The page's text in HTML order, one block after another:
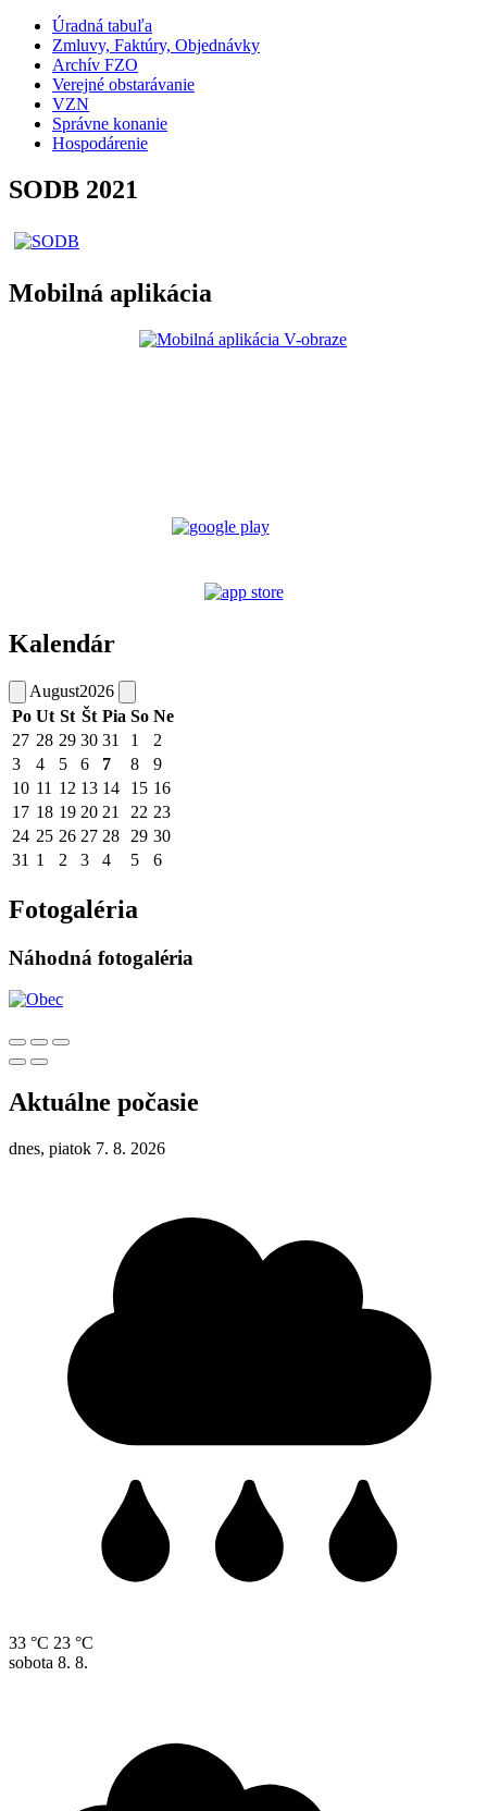
Úradná tabuľa
Zmluvy, Faktúry, Objednávky
Archív FZO
Verejné obstarávanie
VZN
Správne konanie
Hospodárenie
SODB 2021
Mobilná aplikácia
Kalendár
August2026
Po Ut St Št Pia So Ne
27 28 29 30 31 1
2
3
4 5 6 7 8
9
10 11 12 13 14 15 16
17 18 19 20 21 22 23
24 25 26 27 28 29 30
31 1 2 3 4 5 6
Fotogaléria
Náhodná fotogaléria
Aktuálne počasie
dnes, piatok 7. 8. 2026
33 °C 23 °C
sobota 8. 8.